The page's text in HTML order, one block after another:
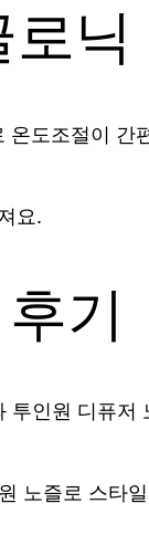
도조절이
요.
기
인원 디퓨
노즐로 스타